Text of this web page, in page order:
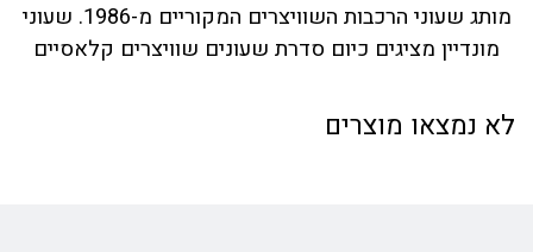
מותג שעוני הרכבות השוויצרים המקוריים מ-1986. שעוני
מונדיין מציגים כיום סדרת שעונים שוויצרים קלאסיים
מינימליסטית ועל זמנית עם חוגה אייקונית קלה ביותר
לא נמצאו מוצרים